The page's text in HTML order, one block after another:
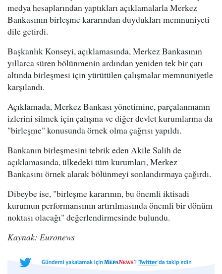
medya hesaplarından yaptıkları açıklamalarla Merkez
Bankasının birleşme kararından duydukları memnuniyeti
dile getirdi.
Başkanlık Konseyi, açıklamasında, Merkez Bankasının
yıllarca süren bölünmenin ardından yeniden tek bir çatı
altında birleşmesi için yürütülen çalışmalar memnuniyetle
karşılandı.
Açıklamada, Merkez Bankası yönetimine, parçalanmanın
izlerini silmek için çalışma ve diğer devlet kurumlarına da
"birleşme" konusunda örnek olma çağrısı yapıldı.
Bankanın birleşmesini tebrik eden Akile Salih de
açıklamasında, ülkedeki tüm kurumları, Merkez
Bankasını örnek alarak bölünmeyi sonlandırmaya çağırdı.
Dibeybe ise, "birleşme kararının, bu önemli iktisadi
kurumun performansının artırılmasında önemli bir dönüm
noktası olacağı" değerlendirmesinde bulundu.
Kaynak: Euronews